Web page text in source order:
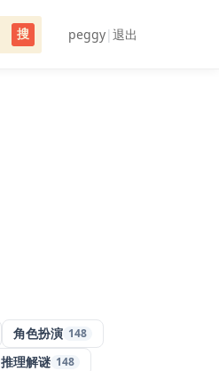
搜 peggy| 退出
角色扮演 148
推理解谜 148